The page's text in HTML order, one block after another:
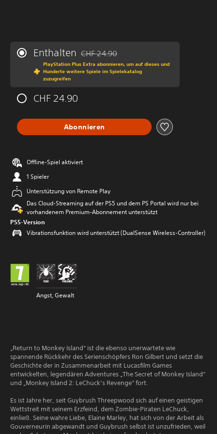
Enthalten Preisnachlass gegenüber dem
CHF 24.90
PlayStation Plus Extra abonnieren, um auf dieses und
Hunderte weitere Spiele im Spielekatalog
zuzugreifen
CHF 24.90
Abonnieren
Offline-Spiel aktiviert
1 Spieler
Unterstützung von Remote Play
Das Cloud-Streaming auf der PS5 und dem PS Portal wird nur bei
vorhandenem Premium-Abonnement unterstützt
PS5-Version
Vibrationsfunktion wird unterstützt (DualSense Wireless-Controller)
Angst, Gewalt
„Return to Monkey Island“ ist die ebenso unerwartete wie
spannende Rückkehr des Serienschöpfers Ron Gilbert und setzt die
Geschichte der in Zusammenarbeit mit Lucasfilm Games
entwickelten, legendären Adventures „The Secret of Monkey Island“
und „Monkey Island 2: LeChuck’s Revenge“ fort.
Es ist Jahre her, seit Guybrush Threepwood sich auf einen geistigen
Wettstreit mit seinem Erzfeind, dem Zombie-Piraten LeChuck,
einließ. Seine wahre Liebe, Elaine Marley, hat sich von der Arbeit als
Gouverneurin abgewandt und Guybrush selbst ist unzufrieden, weil